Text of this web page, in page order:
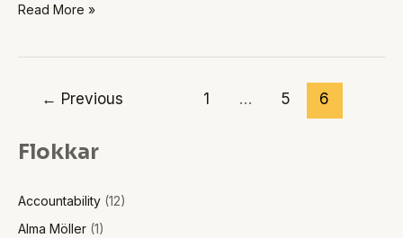
Read More »
← Previous 1 … 5 6
Flokkar
Accountability (12)
Alma Möller (1)